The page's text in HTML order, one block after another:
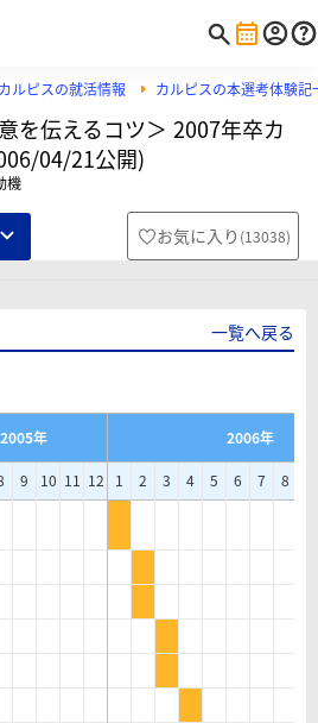
カルピスの就活情報 カルピスの本選考体験記
を伝えるコツ＞ 2007年卒カ
04/21公開)
機
お気に入り (13038)
一覧へ戻る
2005年
2006年
9 10 11 12 1 2 3 4 5 6 7 8